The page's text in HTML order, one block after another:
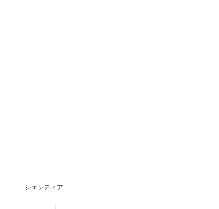
シエンティア